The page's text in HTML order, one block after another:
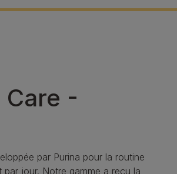
Care -
par Purina pour la routine
jour. Notre gamme a reçu la